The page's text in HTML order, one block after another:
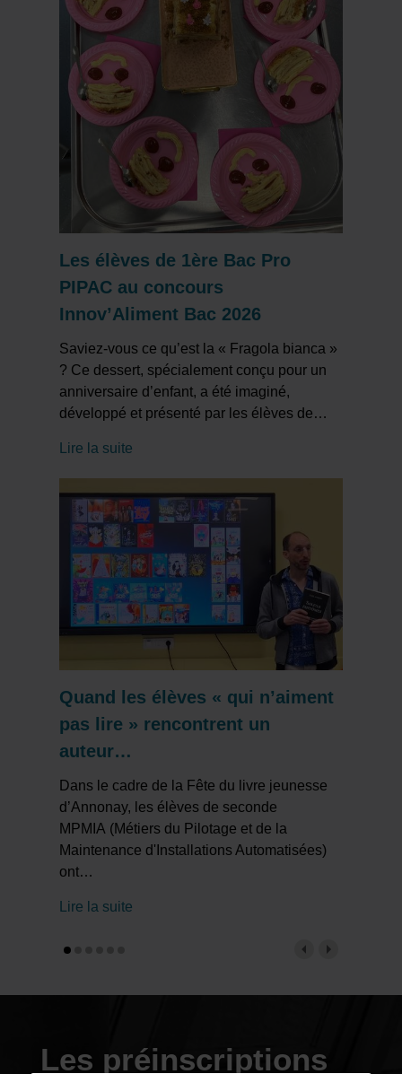
Les élèves de 1ère Bac Pro
PIPAC au concours
Innov’Aliment Bac 2026
Saviez-vous ce qu’est la « Fragola bianca »
? Ce dessert, spécialement conçu pour un
anniversaire d’enfant, a été imaginé,
développé et présenté par les élèves de…
Lire la suite
Quand les élèves « qui n’aiment
pas lire » rencontrent un
auteur…
Dans le cadre de la Fête du livre jeunesse
d’Annonay, les élèves de seconde
MPMIA (Métiers du Pilotage et de la
Maintenance d'Installations Automatisées)
ont…
Lire la suite
Les préinscriptions